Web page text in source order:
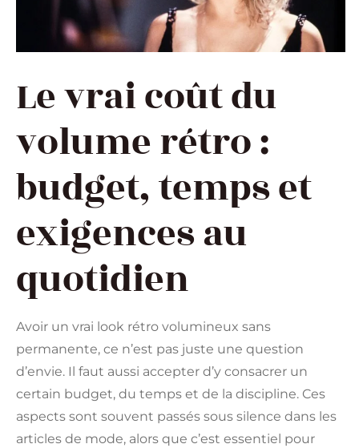
Le vrai coût du
volume rétro :
budget, temps et
exigences au
quotidien
Avoir un vrai look rétro volumineux sans
permanente, ce n’est pas juste une question
d’envie. Il faut aussi accepter d’y consacrer un
certain budget, du temps et de la discipline. Ces
aspects sont souvent passés sous silence dans les
articles de mode, alors que c’est essentiel pour